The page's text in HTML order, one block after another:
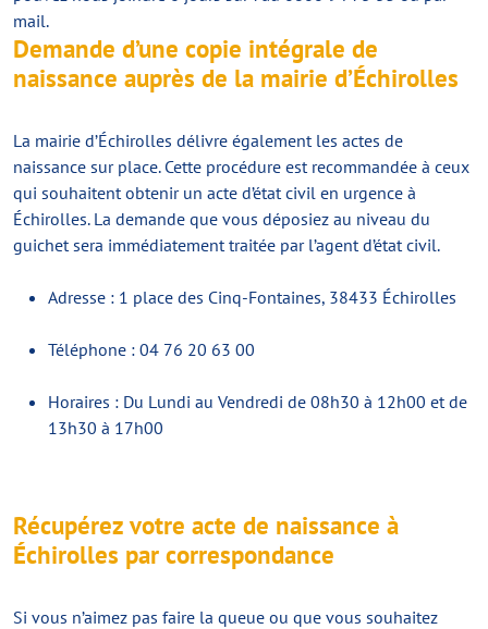
mail.
Demande d’une copie intégrale de
naissance auprès de la mairie d’Échirolles
La mairie d’Échirolles délivre également les actes de
naissance sur place. Cette procédure est recommandée à ceux
qui souhaitent obtenir un acte d’état civil en urgence à
Échirolles. La demande que vous déposiez au niveau du
guichet sera immédiatement traitée par l’agent d’état civil.
Adresse : 1 place des Cinq-Fontaines, 38433 Échirolles
Téléphone : 04 76 20 63 00
Horaires : Du Lundi au Vendredi de 08h30 à 12h00 et de
13h30 à 17h00
Récupérez votre acte de naissance à
Échirolles par correspondance
Si vous n’aimez pas faire la queue ou que vous souhaitez